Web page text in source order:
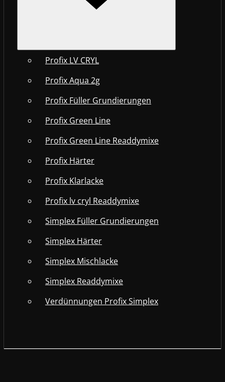
Profix LV CRYL
Profix Aqua 2g
Profix Füller Grundierungen
Profix Green Line
Profix Green Line Readdymixe
Profix Härter
Profix Klarlacke
Profix lv cryl Readdymixe
Simplex Füller Grundierungen
Simplex Härter
Simplex Mischlacke
Simplex Readdymixe
Verdünnungen Profix Simplex